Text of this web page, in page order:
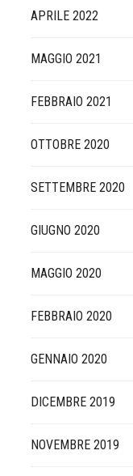
APRILE 2022
MAGGIO 2021
FEBBRAIO 2021
OTTOBRE 2020
SETTEMBRE 2020
GIUGNO 2020
MAGGIO 2020
FEBBRAIO 2020
GENNAIO 2020
DICEMBRE 2019
NOVEMBRE 2019